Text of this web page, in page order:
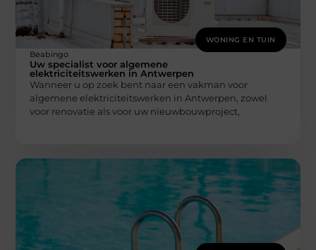
WONING EN TUIN
Beabingo
Uw specialist voor algemene
elektriciteitswerken in Antwerpen
Wanneer u op zoek bent naar een vakman voor
algemene elektriciteitswerken in Antwerpen, zowel
voor renovatie als voor uw nieuwbouwproject,